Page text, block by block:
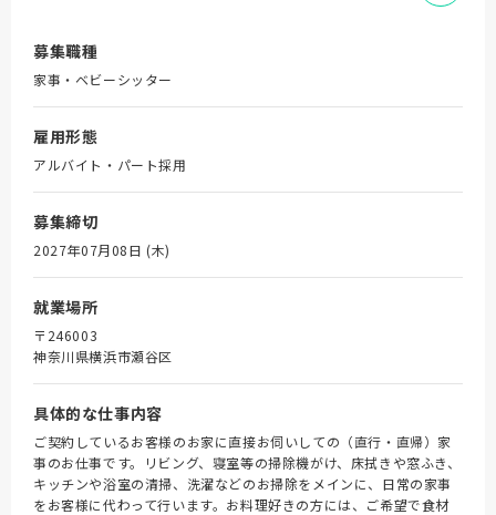
募集職種
家事・ベビーシッター
雇用形態
アルバイト・パート採用
募集締切
2027年07月08日 (木)
就業場所
〒246003
神奈川県横浜市瀬谷区
具体的な仕事内容
ご契約しているお客様のお家に直接お伺いしての（直行・直帰）家
事のお仕事です。リビング、寝室等の掃除機がけ、床拭きや窓ふき、
キッチンや浴室の清掃、洗濯などのお掃除をメインに、日常の家事
をお客様に代わって行います。お料理好きの方には、ご希望で食材